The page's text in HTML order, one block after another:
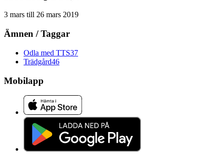
3 mars till 26 mars 2019
Ämnen / Taggar
Odla med TTS37
Trädgård46
Mobilapp